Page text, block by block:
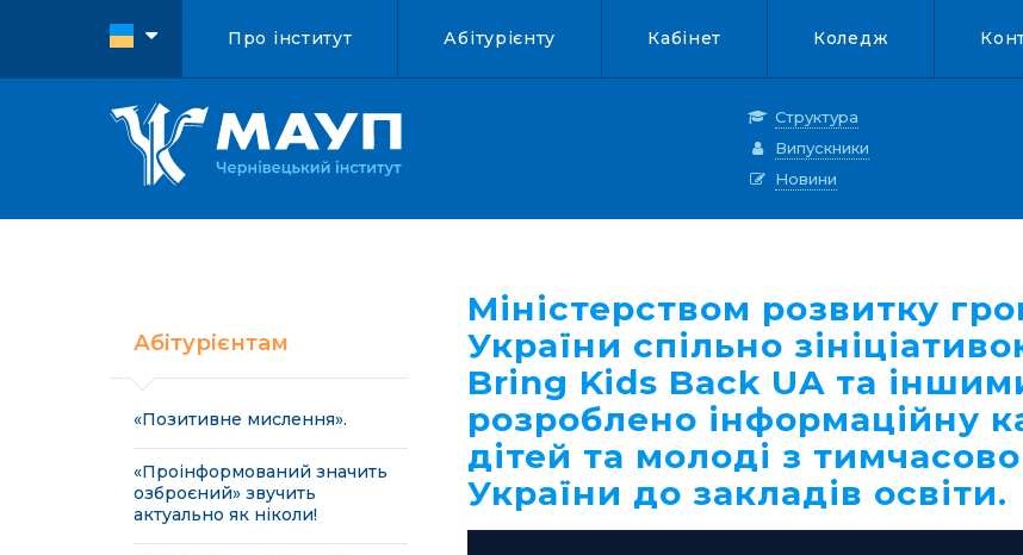
Про інститут Абітурієнту Кабінет Коледж
Структура
Випускники
Новини
Абітурієнтам
«Позитивне мислення».
«Проінформований значить
озброєний» звучить
актуально як ніколи!
Міністерством розвитку
України спільно
Bring Kids Back UA та
розроблено інформаційну
дітей та молоді з
України до закладів освіти.